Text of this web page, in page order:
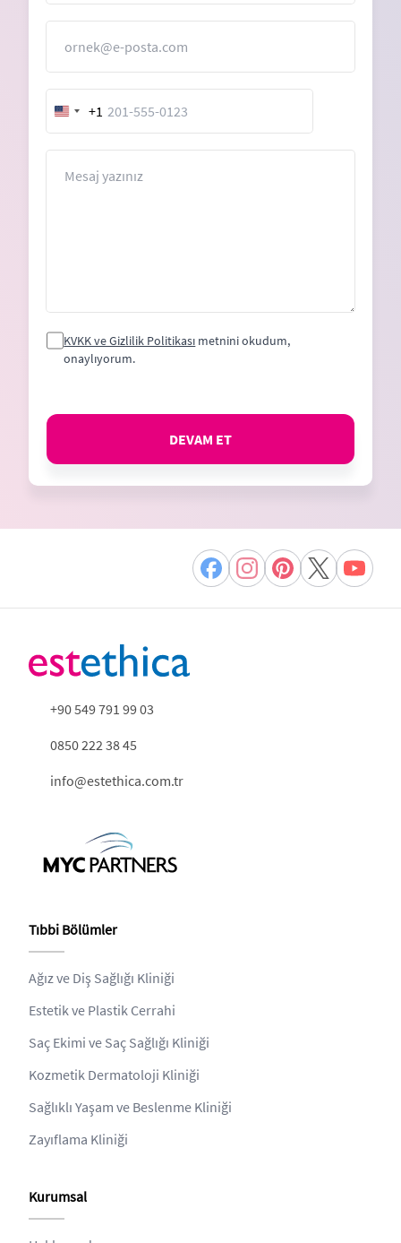
United
States
+1
KVKK ve Gizlilik Politikası metnini okudum,
onaylıyorum.
DEVAM ET
+90 549 791 99 03
0850 222 38 45
info@estethica.com.tr
Tıbbi Bölümler
Ağız ve Diş Sağlığı Kliniği
Estetik ve Plastik Cerrahi
Saç Ekimi ve Saç Sağlığı Kliniği
Kozmetik Dermatoloji Kliniği
Sağlıklı Yaşam ve Beslenme Kliniği
Zayıflama Kliniği
Kurumsal